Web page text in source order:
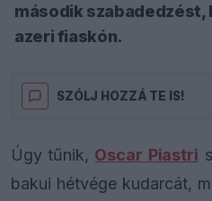
második szabadedzést,
azeri fiaskón.
SZÓLJ HOZZÁ TE IS!
Úgy tűnik, Oscar Piastri
bakui hétvége kudarcát,